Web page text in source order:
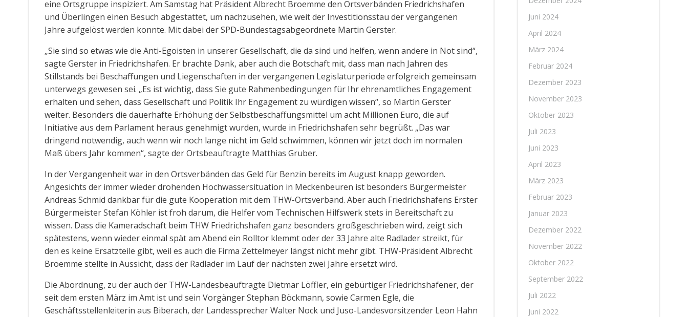
eine Ortsgruppe inspiziert. Am Samstag hat Präsident Albrecht Broemme den Ortsverbänden Friedrichshafen
und Überlingen einen Besuch abgestattet, um nachzusehen, wie weit der Investitionsstau der vergangenen
Jahre aufgelöst werden konnte. Mit dabei der SPD-Bundestagsabgeordnete Martin Gerster.
„Sie sind so etwas wie die Anti-Egoisten in unserer Gesellschaft, die da sind und helfen, wenn andere in Not sind“,
sagte Gerster in Friedrichshafen. Er brachte Dank, aber auch die Botschaft mit, dass man nach Jahren des
Stillstands bei Beschaffungen und Liegenschaften in der vergangenen Legislaturperiode erfolgreich gemeinsam
unterwegs gewesen sei. „Es ist wichtig, dass Sie gute Rahmenbedingungen für Ihr ehrenamtliches Engagement
erhalten und sehen, dass Gesellschaft und Politik Ihr Engagement zu würdigen wissen“, so Martin Gerster
weiter. Besonders die dauerhafte Erhöhung der Selbstbeschaffungsmittel um acht Millionen Euro, die auf
Initiative aus dem Parlament heraus genehmigt wurden, wurde in Friedrichshafen sehr begrüßt. „Das war
dringend notwendig, auch wenn wir noch lange nicht im Geld schwimmen, können wir jetzt doch im normalen
Maß übers Jahr kommen“, sagte der Ortsbeauftragte Matthias Gruber.
In der Vergangenheit war in den Ortsverbänden das Geld für Benzin bereits im August knapp geworden.
Angesichts der immer wieder drohenden Hochwassersituation in Meckenbeuren ist besonders Bürgermeister
Andreas Schmid dankbar für die gute Kooperation mit dem THW-Ortsverband. Aber auch Friedrichshafens Erster
Bürgermeister Stefan Köhler ist froh darum, die Helfer vom Technischen Hilfswerk stets in Bereitschaft zu
wissen. Dass die Kameradschaft beim THW Friedrichshafen ganz besonders großgeschrieben wird, zeigt sich
spätestens, wenn wieder einmal spät am Abend ein Rolltor klemmt oder der 33 Jahre alte Radlader streikt, für
den es keine Ersatzteile gibt, weil es auch die Firma Zettelmeyer längst nicht mehr gibt. THW-Präsident Albrecht
Broemme stellte in Aussicht, dass der Radlader im Lauf der nächsten zwei Jahre ersetzt wird.
Die Abordnung, zu der auch der THW-Landesbeauftragte Dietmar Löffler, ein gebürtiger Friedrichshafener, der
seit dem ersten März im Amt ist und sein Vorgänger Stephan Böckmann, sowie Carmen Egle, die
Geschäftsstellenleiterin aus Biberach, der Landessprecher Walter Nock und Juso-Landesvorsitzender Leon Hahn
Juni 2024
April 2024
März 2024
Februar 2024
Dezember 2023
November 2023
Oktober 2023
Juli 2023
Juni 2023
April 2023
März 2023
Februar 2023
Januar 2023
Dezember 2022
November 2022
Oktober 2022
September 2022
Juli 2022
Juni 2022